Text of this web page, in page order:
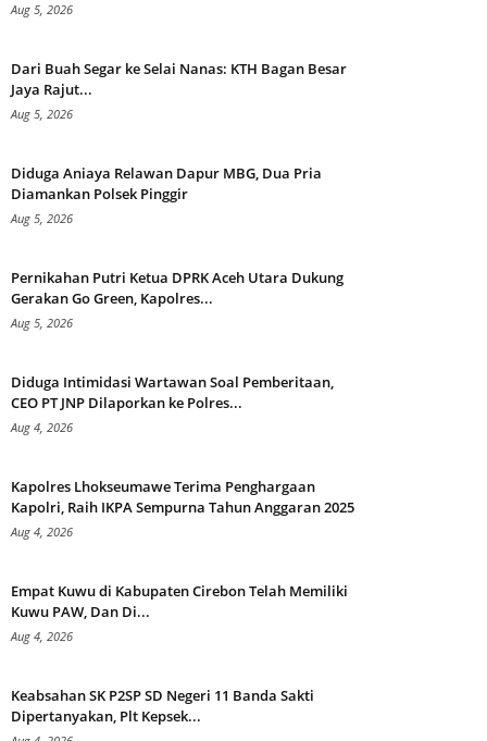
Aug 5, 2026
Dari Buah Segar ke Selai Nanas: KTH Bagan Besar
Jaya Rajut...
Aug 5, 2026
Diduga Aniaya Relawan Dapur MBG, Dua Pria
Diamankan Polsek Pinggir
Aug 5, 2026
Pernikahan Putri Ketua DPRK Aceh Utara Dukung
Gerakan Go Green, Kapolres...
Aug 5, 2026
Diduga Intimidasi Wartawan Soal Pemberitaan,
CEO PT JNP Dilaporkan ke Polres...
Aug 4, 2026
Kapolres Lhokseumawe Terima Penghargaan
Kapolri, Raih IKPA Sempurna Tahun Anggaran 2025
Aug 4, 2026
Empat Kuwu di Kabupaten Cirebon Telah Memiliki
Kuwu PAW, Dan Di...
Aug 4, 2026
Keabsahan SK P2SP SD Negeri 11 Banda Sakti
Dipertanyakan, Plt Kepsek...